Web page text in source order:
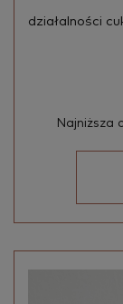
dzia­łal­no­ści
Najniższa